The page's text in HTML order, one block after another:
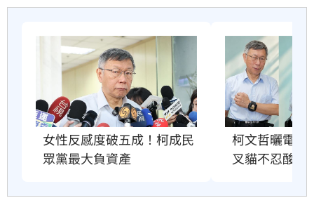
女性反感度破五成！柯成民
眾黨最大負資產
柯文哲曬電子
叉貓不忍酸爆